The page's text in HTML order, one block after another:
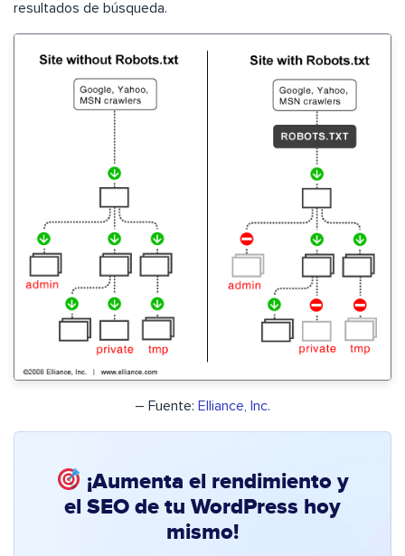
resultados de búsqueda.
– Fuente: Elliance, Inc.
¡Aumenta el rendimiento y
el SEO de tu WordPress hoy
mismo!